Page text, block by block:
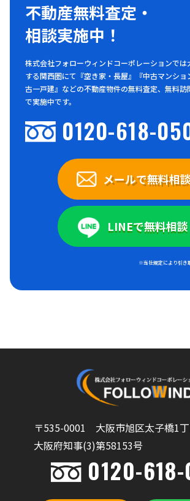
不動産無料査定・
相談実施中！
株式会社フォローウィンドコーポレーションでは
する関西圏にて『空き家・長屋』『中古マンショ
古一戸建』などの不動産物件の無料査定、無料訪
で実施中です。
0120-618-
メールで無料相
LINEで無料相談
※当社規定により引き
〒535-0001 大阪市旭区太子橋1
大阪府知事(3)第58153号
0120-